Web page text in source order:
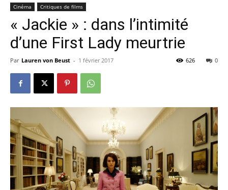
Cinéma Critiques de films
« Jackie » : dans l’intimité
d’une First Lady meurtrie
Par Lauren von Beust - 1 février 2017 0
626